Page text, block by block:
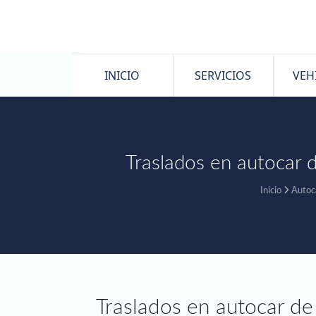
INICIO SERVICIOS
Traslados en
Inicio
Traslados en autocar